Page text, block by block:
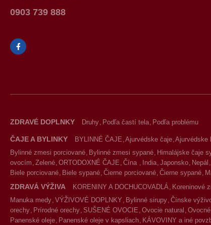
0903 739 888
ZDRAVÉ DOPLNKY Druhy Podľa častí tela Podľa problému
ČAJE A BYLINKY BYLINNÉ ČAJE Ajurvédske čaje Ajurvédske
Bylinné zmesi porciované Bylinné zmesi sypané Himalájske čaje
ovocím Zelené ORTODOXNÉ ČAJE Čína India Japonsko Nepál
Biele porciované Biele sypané Čierne porciované Čierne sypané
ZDRAVÁ VÝŽIVA KORENINY A DOCHUCOVADLÁ Koreninové
Manuka medy VÝŽIVOVÉ DOPLNKY Bylinné sirupy Čínske
orechy Prírodné orechy SUŠENÉ OVOCIE Ovocie natural
Panenské oleje Panenské oleje v kapsliach KÁVOVINY a iné